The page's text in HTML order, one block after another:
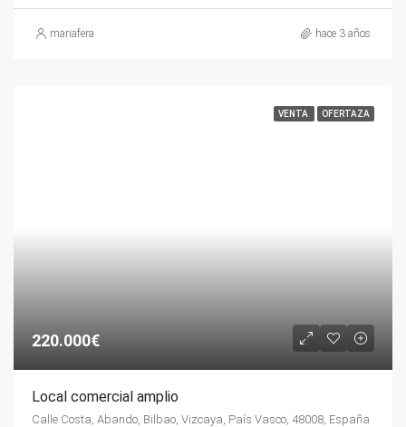
mariafera hace 3 años
VENTA OFERTAZA
220.000€
Local comercial amplio
Calle Costa, Abando, Bilbao, Vizcaya, País Vasco, 48008, España